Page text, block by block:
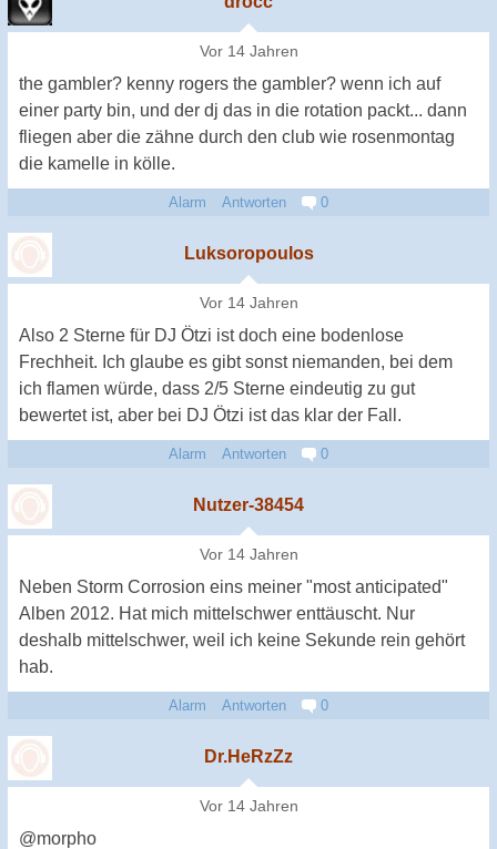
Vor 14 Jahren
the gambler? kenny rogers the gambler? wenn ich auf
einer party bin, und der dj das in die rotation packt... dann
fliegen aber die zähne durch den club wie rosenmontag
die kamelle in kölle.
Alarm Antworten 0
Luksoropoulos
Vor 14 Jahren
Also 2 Sterne für DJ Ötzi ist doch eine bodenlose
Frechheit. Ich glaube es gibt sonst niemanden, bei dem
ich flamen würde, dass 2/5 Sterne eindeutig zu gut
bewertet ist, aber bei DJ Ötzi ist das klar der Fall.
Alarm Antworten 0
Nutzer-38454
Vor 14 Jahren
Neben Storm Corrosion eins meiner "most anticipated"
Alben 2012. Hat mich mittelschwer enttäuscht. Nur
deshalb mittelschwer, weil ich keine Sekunde rein gehört
hab.
Alarm Antworten 0
Dr.HeRzZz
Vor 14 Jahren
@morpho